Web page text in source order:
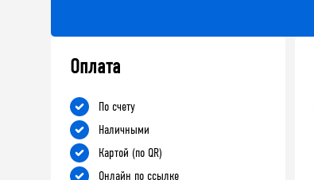
Оплата
По счету
Наличными
Картой (по QR)
Онлайн по ссылке